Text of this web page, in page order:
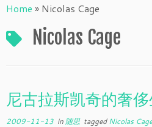
toHome » Nicolas Cage
Nicolas Cage
尼古拉斯凯奇的奢
2009-11-13 in随思 taggedNicolas